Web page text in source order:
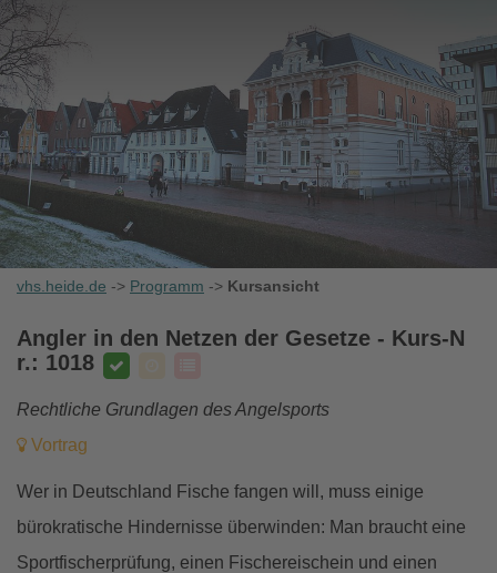
vhs.heide.de -> Programm -> Kursansicht
Angler in den Netzen der Gesetze - Kurs-N
r.: 1018
Rechtliche Grundlagen des Angelsports
Vortrag
Wer in Deutschland Fische fangen will, muss einige
bürokratische Hindernisse überwinden: Man braucht eine
Sportfischerprüfung, einen Fischereischein und einen